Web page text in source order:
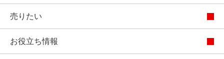
売りたい
お役立ち情報